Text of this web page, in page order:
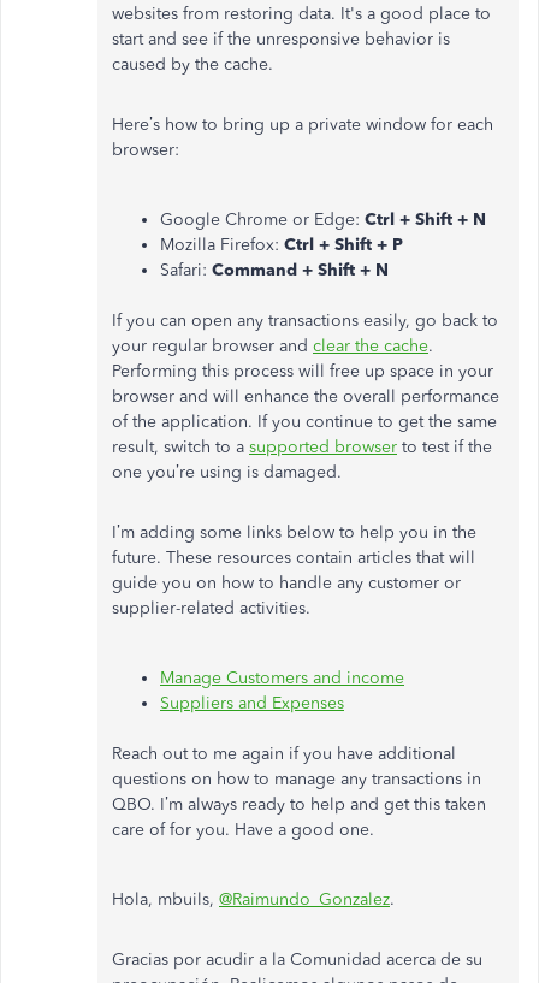
websites from restoring data. It's a good place to
start and see if the unresponsive behavior is
caused by the cache.
Here’s how to bring up a private window for each
browser:
Google Chrome or Edge: Ctrl + Shift + N
Mozilla Firefox: Ctrl + Shift + P
Safari: Command + Shift + N
If you can open any transactions easily, go back to
your regular browser and clear the cache.
Performing this process will free up space in your
browser and will enhance the overall performance
of the application. If you continue to get the same
result, switch to a supported browser to test if the
one you’re using is damaged.
I’m adding some links below to help you in the
future. These resources contain articles that will
guide you on how to handle any customer or
supplier-related activities.
Manage Customers and income
Suppliers and Expenses
Reach out to me again if you have additional
questions on how to manage any transactions in
QBO. I’m always ready to help and get this taken
care of for you. Have a good one.
Hola, mbuils, @Raimundo_Gonzalez.
Gracias por acudir a la Comunidad acerca de su